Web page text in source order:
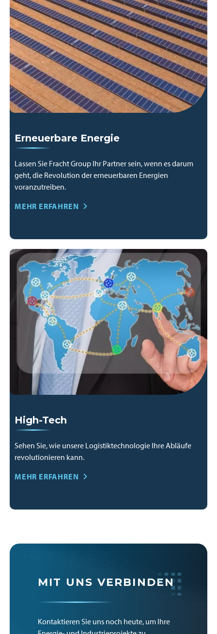
Erneuerbare Energie
Lassen Sie Fracht Group Ihr Partner sein, wenn es darum
geht, die Revolution der erneuerbaren Energien
voranzutreiben.
MEHR ERFAHREN
High-Tech
Sehen Sie, wie unsere Logistiktechnologie Ihre Abläufe
revolutionieren kann.
MEHR ERFAHREN
MIT UNS VERBINDEN
Kontaktieren Sie uns noch heute, um Ihre